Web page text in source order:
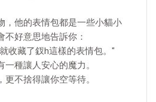
，他的表情包都是一些小貓小
好意思地告訴你：
收藏了釵h這樣的表情包。"
種讓人安心的魔力。
不捨得讓你空等待。